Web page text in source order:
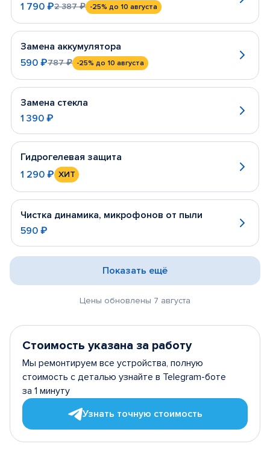
1 790 ₽2 387 ₽ -25% до 10 августа
Замена аккумулятора
590 ₽787 ₽ -25% до 10 августа
Замена стекла
1 390 ₽
Гидрогелевая защита
1 290 ₽ ХИТ
Чистка динамика, микрофонов от пыли
590 ₽
Цены обновлены 7 августа
Показать ещё
Стоимость указана за работу
Мы ремонтируем все устройства, полную
стоимость с деталью узнайте в Telegram-боте
за 1 минуту
Узнать точную стоимость